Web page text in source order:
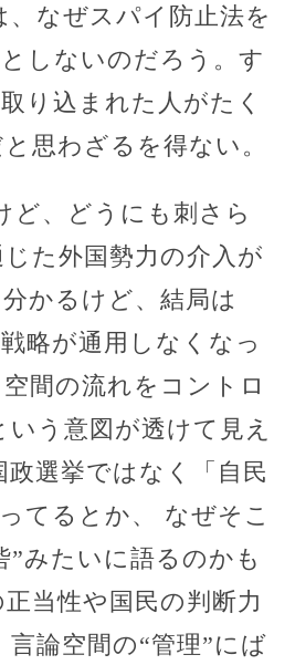
なぜスパイ防止法を
しないのだろう。す
り込まれた人がたく
思わざるを得ない。
ど、どうにも刺さら
た外国勢力の介入が
かるけど、結局は
略が通用しなくなっ
間の流れをコントロ
う意図が透けて見え
選挙ではなく「自民
てるとか、 なぜそこ
”みたいに語るのかも
当性や国民の判断力
論空間の“管理”にば